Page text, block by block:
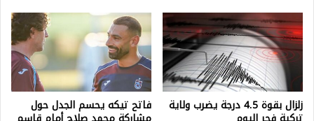
زلزال بقوة 4.5 درجة يضرب ولاية فاتح تيكه يحسم الجدل حول